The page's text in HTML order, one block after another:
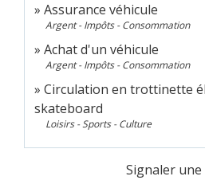
Assurance véhicule
Argent - Impôts - Consommation
Achat d'un véhicule
Argent - Impôts - Consommation
Circulation en trottinette
skateboard
Loisirs - Sports - Culture
Signaler